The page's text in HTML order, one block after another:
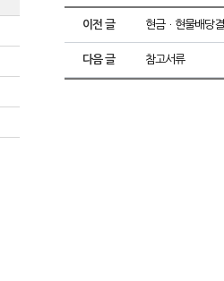
이전 글 현금ㆍ현물배당
다음 글 참고서류